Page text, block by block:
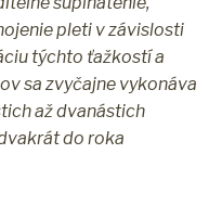
pleti v závislosti
týchto ťažkostí a
sa zvyčajne vykonáva
až dvanástich
do roka